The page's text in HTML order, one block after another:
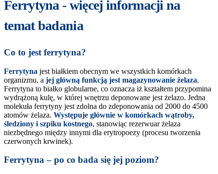
Ferrytyna - więcej informacji na
temat badania
Co to jest ferrytyna?
Ferrytyna jest białkiem obecnym we wszystkich komórkach
organizmu, a jej główną funkcją jest magazynowanie żelaza.
Ferrytyna to białko globularne, co oznacza iż kształtem przypomina
wydrążoną kulę, w której wnętrzu deponowane jest żelazo. Jedna
molekuła ferrytyny jest zdolna do zdeponowania od 2000 do 4500
atomów żelaza. Występuje głównie w komórkach wątroby,
śledziony i szpiku kostnego, stanowiąc rezerwuar żelaza
niezbędnego między innymi dla erytropoezy (procesu tworzenia
czerwonych krwinek).
Ferrytyna – po co bada się jej poziom?